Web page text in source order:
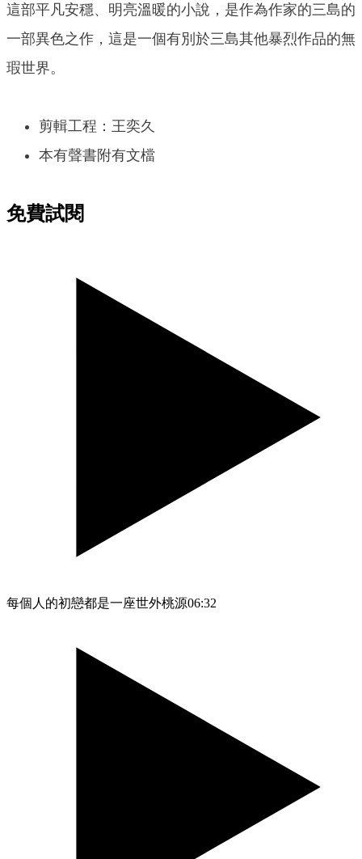
這部平凡安穩、明亮溫暖的小說，是作為作家的三島的
一部異色之作，這是一個有別於三島其他暴烈作品的無
瑕世界。
剪輯工程：王奕久
本有聲書附有文檔
免費試閱
每個人的初戀都是一座世外桃源06:32